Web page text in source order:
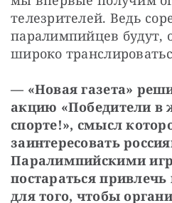
телезрителей. Ведь
паралимпийцев будут,
широко
— «Новая газета»
акцию «Победители в
спорте!», смысл
заинтересовать
Паралимпийскими
постараться
для того, чтобы